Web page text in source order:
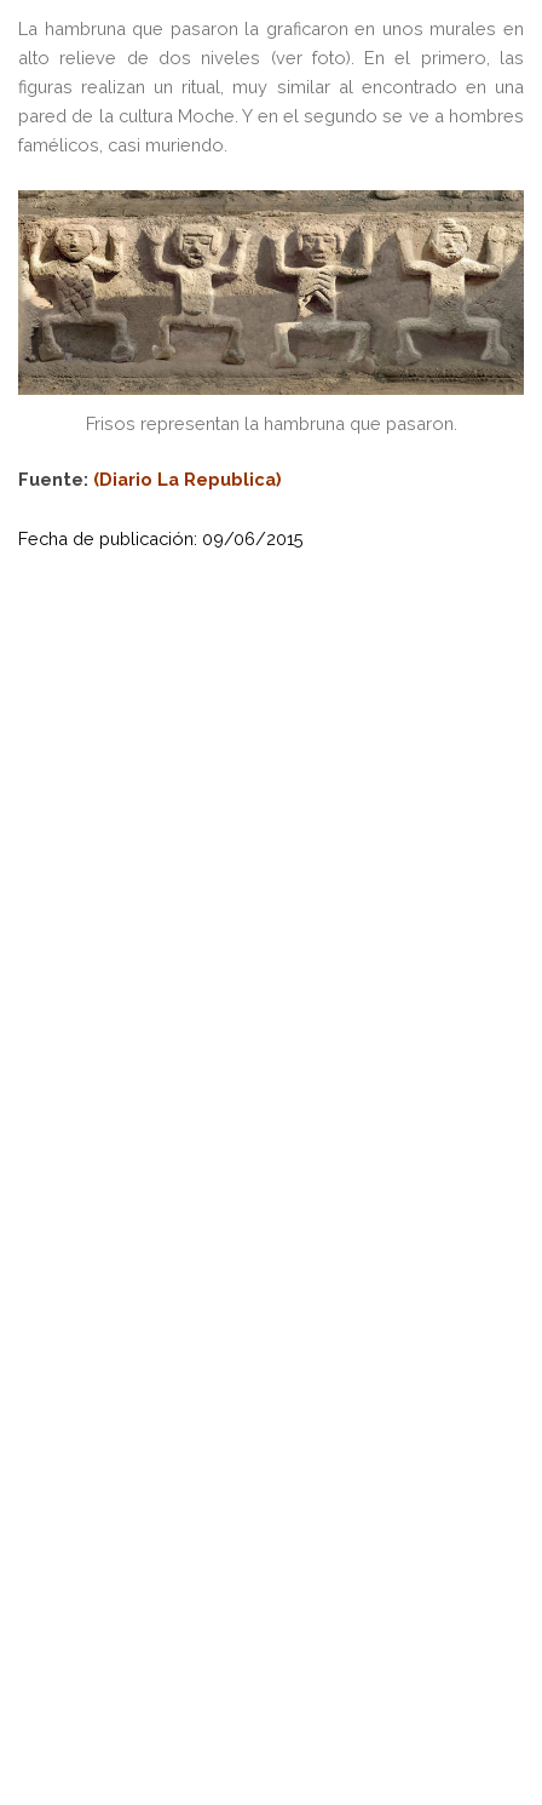
La hambruna que pasaron la graficaron en unos murales en
alto relieve de dos niveles (ver foto). En el primero, las
figuras realizan un ritual, muy similar al encontrado en una
pared de la cultura Moche. Y en el segundo se ve a hombres
famélicos, casi muriendo.
Frisos representan la hambruna que pasaron.
Fuente: (Diario La Republica)
Fecha de publicación: 09/06/2015